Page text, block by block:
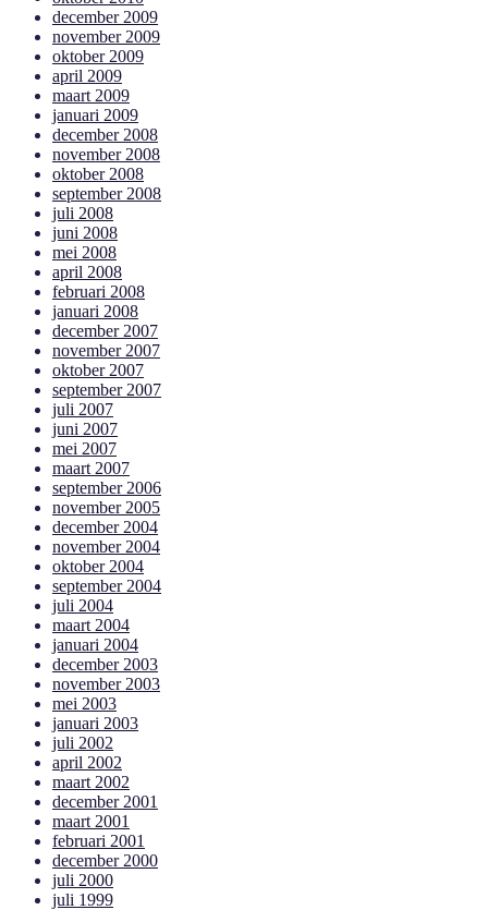
december 2009
november 2009
oktober 2009
april 2009
maart 2009
januari 2009
december 2008
november 2008
oktober 2008
september 2008
juli 2008
juni 2008
mei 2008
april 2008
februari 2008
januari 2008
december 2007
november 2007
oktober 2007
september 2007
juli 2007
juni 2007
mei 2007
maart 2007
september 2006
november 2005
december 2004
november 2004
oktober 2004
september 2004
juli 2004
maart 2004
januari 2004
december 2003
november 2003
mei 2003
januari 2003
juli 2002
april 2002
maart 2002
december 2001
maart 2001
februari 2001
december 2000
juli 2000
juli 1999